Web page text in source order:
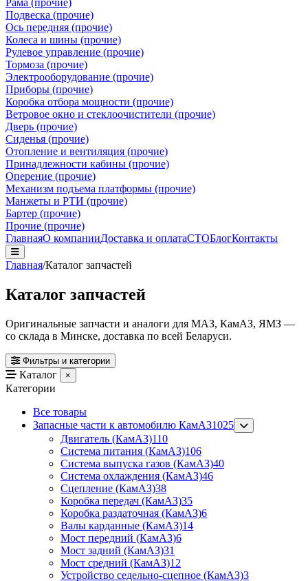
Рама (прочие)
Подвеска (прочие)
Ось передняя (прочие)
Колеса и шины (прочие)
Рулевое управление (прочие)
Тормоза (прочие)
Электрооборудование (прочие)
Приборы (прочие)
Коробка отбора мощности (прочие)
Ветровое окно и стеклоочистители (прочие)
Дверь (прочие)
Сиденья (прочие)
Отопление и вентиляция (прочие)
Принадлежности кабины (прочие)
Оперение (прочие)
Механизм подъема платформы (прочие)
Манжеты и РТИ (прочие)
Бартер (прочие)
Прочие (прочие)
ГлавнаяО компанииДоставка и оплатаСТОБлогКонтакты
Главная/Каталог запчастей
Каталог запчастей
Оригинальные запчасти и аналоги для МАЗ, КамАЗ, ЯМЗ —
со склада в Минске, доставка по всей Беларуси.
Фильтры и категории
Каталог ×
Категории
Все товары
Запасные части к автомобилю КамАЗ1025
Двигатель (КамАЗ)110
Система питания (КамАЗ)106
Система выпуска газов (КамАЗ)40
Система охлаждения (КамАЗ)46
Сцепление (КамАЗ)38
Коробка передач (КамАЗ)35
Коробка раздаточная (КамАЗ)6
Валы карданные (КамАЗ)14
Мост передний (КамАЗ)6
Мост задний (КамАЗ)31
Мост средний (КамАЗ)12
Устройство седельно-сцепное (КамАЗ)3